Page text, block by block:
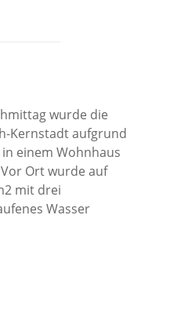
wurde die
Kernstadt aufgrund
einem Wohnhaus
Ort wurde auf
mit drei
Wasser